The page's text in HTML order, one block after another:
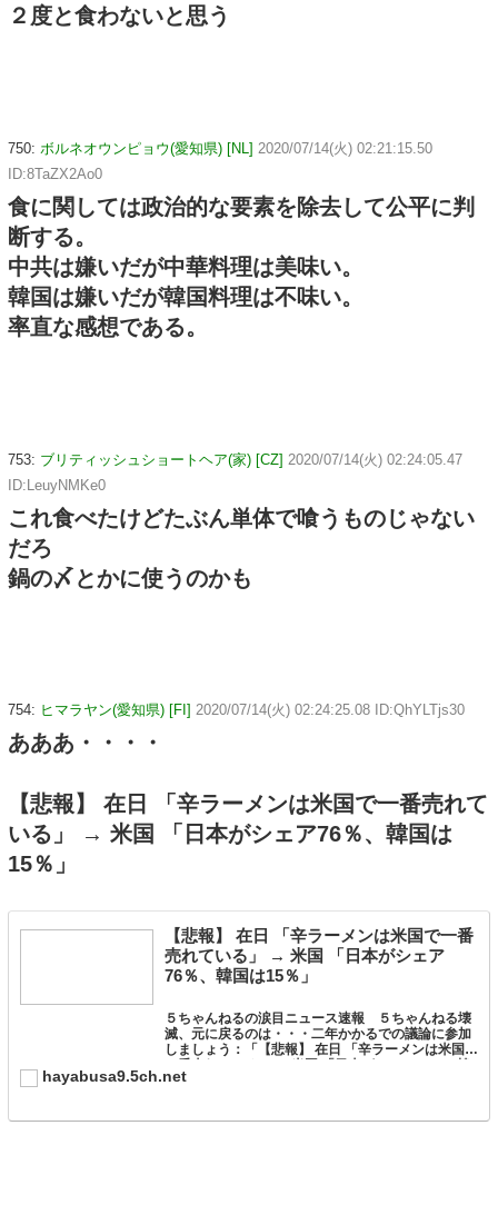
２度と食わないと思う
750: ボルネオウンピョウ(愛知県) [NL] 2020/07/14(火) 02:21:15.50
ID:8TaZX2Ao0
食に関しては政治的な要素を除去して公平に判
断する。
中共は嫌いだが中華料理は美味い。
韓国は嫌いだが韓国料理は不味い。
率直な感想である。
753: ブリティッシュショートヘア(家) [CZ] 2020/07/14(火) 02:24:05.47
ID:LeuyNMKe0
これ食べたけどたぶん単体で喰うものじゃない
だろ
鍋の〆とかに使うのかも
754: ヒマラヤン(愛知県) [FI] 2020/07/14(火) 02:24:25.08 ID:QhYLTjs30
あああ・・・・
【悲報】 在日 「辛ラーメンは米国で一番売れて
いる」 → 米国 「日本がシェア76％、韓国は
15％」
【悲報】 在日 「辛ラーメンは米国で一番
売れている」 → 米国 「日本がシェア
76％、韓国は15％」
５ちゃんねるの涙目ニュース速報 ５ちゃんねる壊
滅、元に戻るのは・・・二年かかるでの議論に参加
しましょう：「【悲報】 在日 「辛ラーメンは米国で
一番売れている」 → 米国 「日本がシェア76％、韓
国は15％」」。
hayabusa9.5ch.net